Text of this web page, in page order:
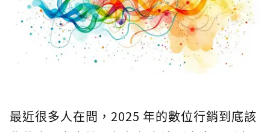
最近很多人在問，2025 年的數位行銷到底該